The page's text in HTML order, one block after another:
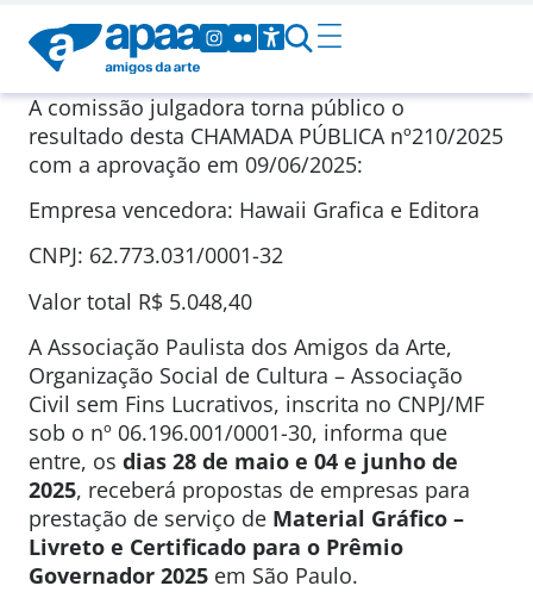
A comissão julgadora torna público o
resultado desta CHAMADA PÚBLICA nº210/2025
com a aprovação em 09/06/2025:
Empresa vencedora: Hawaii Grafica e Editora
CNPJ: 62.773.031/0001-32
Valor total R$ 5.048,40
A Associação Paulista dos Amigos da Arte,
Organização Social de Cultura – Associação
Civil sem Fins Lucrativos, inscrita no CNPJ/MF
sob o nº 06.196.001/0001-30, informa que
entre, os dias 28 de maio e 04 e junho de
2025, receberá propostas de empresas para
prestação de serviço de Material Gráfico –
Livreto e Certificado para o Prêmio
Governador 2025 em São Paulo.